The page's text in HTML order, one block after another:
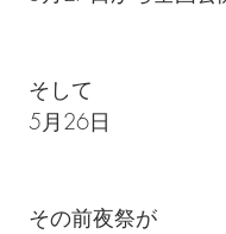
そして
5月26日
その前夜祭が